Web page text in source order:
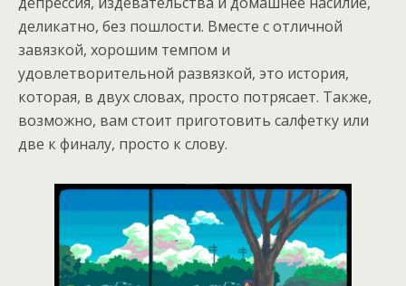
деликатно, без пошлости. Вместе с отличной
завязкой, хорошим темпом и
удовлетворительной развязкой, это история,
которая, в двух словах, просто потрясает. Также,
возможно, вам стоит приготовить салфетку или
две к финалу, просто к слову.